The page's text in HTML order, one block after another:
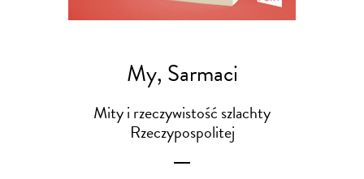
My, Sarmaci
Mity i rzeczywistość szlachty
Rzeczypospolitej